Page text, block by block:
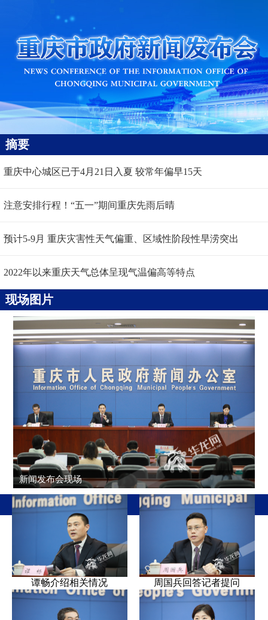
摘要
重庆中心城区已于4月21日入夏 较常年偏早15天
注意安排行程！“五一”期间重庆先雨后晴
预计5-9月 重庆灾害性天气偏重、区域性阶段性旱涝突出
2022年以来重庆天气总体呈现气温偏高等特点
现场图片
新闻发布会现场
谭畅介绍相关情况 周国兵回答记者提问